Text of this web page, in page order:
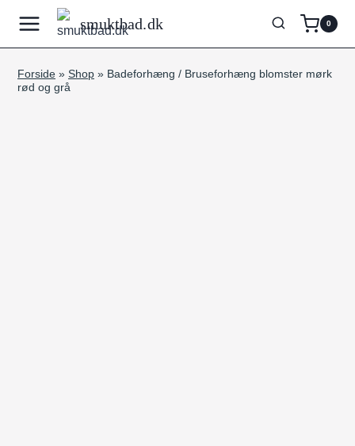
indhold
smuktbad.dk 0
Forside » Shop » Badeforhæng / Bruseforhæng blomster mørk
rød og grå